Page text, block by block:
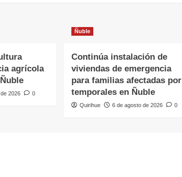
agrícola
2026 0
Ñuble
Continúa instalación de
viviendas de emergencia
para familias afectadas por
temporales en Ñuble
Quirihue 6 de agosto de 2026 0